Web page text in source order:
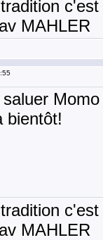
MAHLER
bientôt!
MAHLER